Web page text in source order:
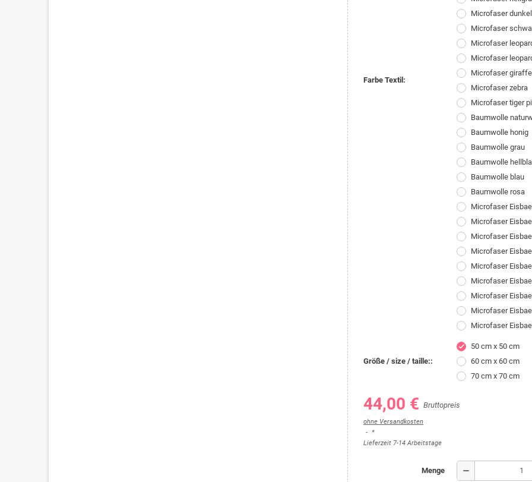
Farbe Textil:
Microfaser
Microfaser
Microfaser
Microfaser
Microfaser giraffe
Microfaser zebra
Microfaser tiger
Baumwolle
Baumwolle honig
Baumwolle grau
Baumwolle
Baumwolle blau
Baumwolle rosa
Microfaser
Microfaser
Microfaser
Microfaser
Microfaser
Microfaser
Microfaser
Microfaser
Microfaser
Größe / size / taille::
check
50 cm x 50 cm
60 cm x 60 cm
70 cm x 70 cm
44,00 € Bruttopreis
ohne Versandkosten
*
Lieferzeit 7-14 Arbeitstage
Menge remove